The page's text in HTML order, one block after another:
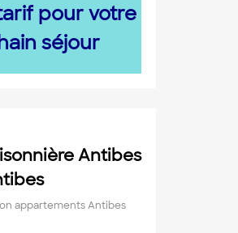
pour votre
séjour
Antibes
appartements Antibes